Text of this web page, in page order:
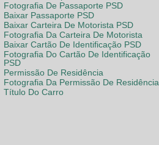
Fotografia De Passaporte PSD
Baixar Passaporte PSD
Baixar Carteira De Motorista PSD
Fotografia Da Carteira De Motorista
Baixar Cartão De Identificação PSD
Fotografia Do Cartão De Identificação
PSD
Permissão De Residência
Fotografia Da Permissão De Residência
Título Do Carro